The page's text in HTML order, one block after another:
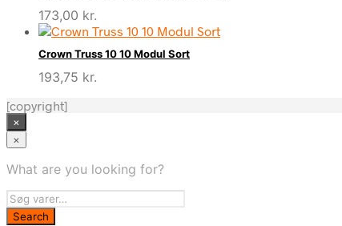
173,00 kr.
Crown Truss 10 10 Modul Sort
193,75 kr.
[copyright]
×
×
What are you looking for?